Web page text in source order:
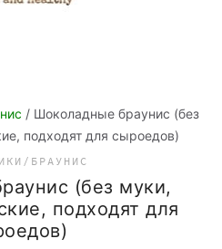
/ Шоколадные браунис (без
подходят для сыроедов)
БРАУНИС
(без муки,
подходят для